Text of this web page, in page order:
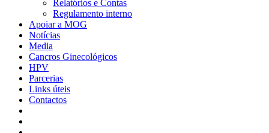
Relatórios e Contas
Regulamento interno
Apoiar a MOG
Notícias
Media
Cancros Ginecológicos
HPV
Parcerias
Links úteis
Contactos